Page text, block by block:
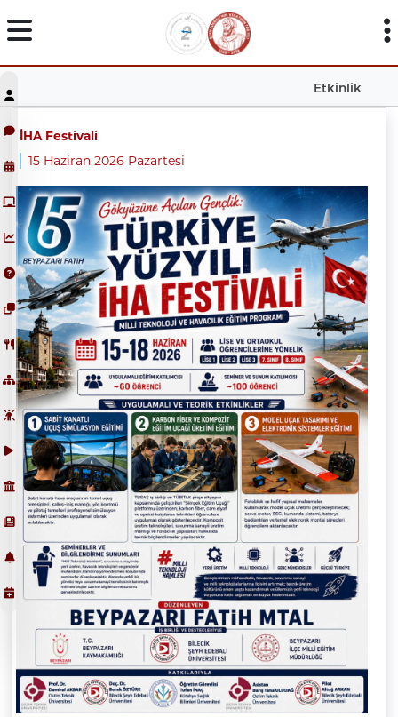
Etkinlik
İHA Festivali
15 Haziran 2026 Pazartesi